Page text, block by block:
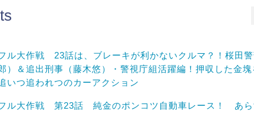
ル大作戦 23話は、ブレーキが利かないクルマ？！桜田
）＆追出刑事（藤木悠）・警視庁組活躍編！押収した金塊
いつ追われつのカーアクション
ル大作戦 第23話 純金のポンコツ自動車レース！ あら